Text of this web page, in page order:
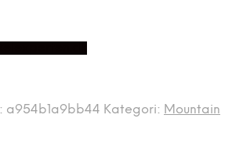
a954b1a9bb44 Kategori: Mountain